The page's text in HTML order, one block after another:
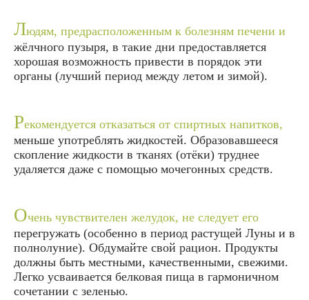
Людям, предрасположенным к болезням печени и
жёлчного пузыря, в такие дни предоставляется
хорошая возможность привести в порядок эти
органы (лучший период между летом и зимой).
Рекомендуется отказаться от спиртных напитков,
меньше употреблять жидкостей. Образовавшееся
скопление жидкости в тканях (отёки) труднее
удаляется даже с помощью мочегонных средств.
Очень чувствителен желудок, не следует его
перегружать (особенно в период растущей Луны и в
полнолуние). Обдумайте свой рацион. Продукты
должны быть местными, качественными, свежими.
Легко усваивается белковая пища в гармоничном
сочетании с зеленью.